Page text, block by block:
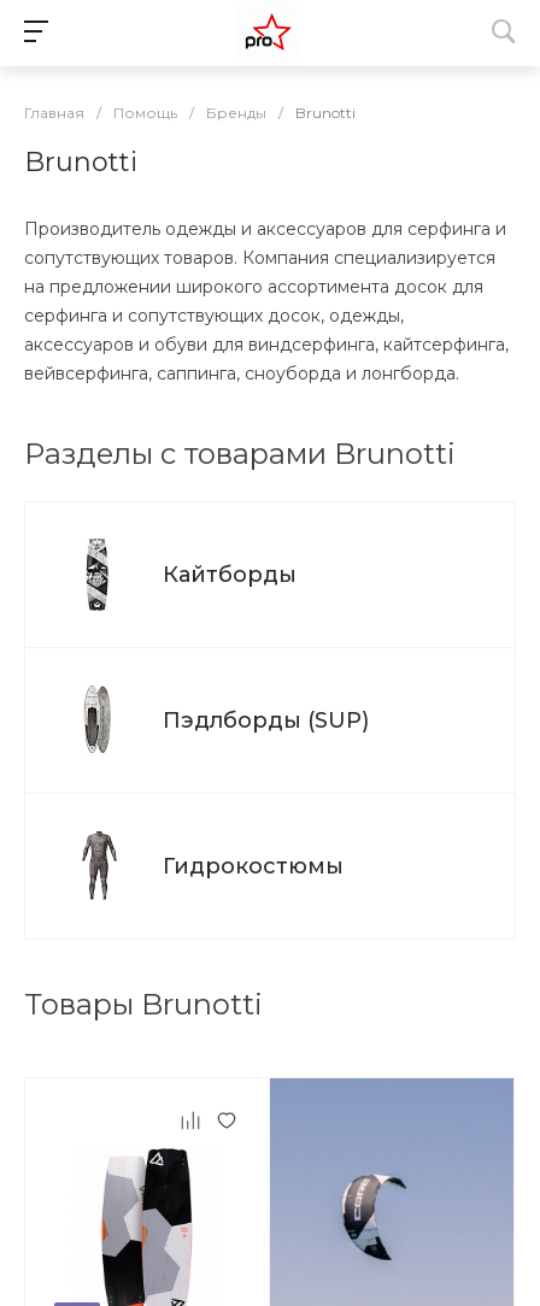
Главная / Помощь / Бренды / Brunotti
Brunotti
Производитель одежды и аксессуаров для серфинга и
сопутствующих товаров. Компания специализируется
на предложении широкого ассортимента досок для
серфинга и сопутствующих досок, одежды,
аксессуаров и обуви для виндсерфинга, кайтсерфинга,
вейвсерфинга, саппинга, сноуборда и лонгборда.
Разделы с товарами Brunotti
Кайтборды
Пэдлборды (SUP)
Гидрокостюмы
Товары Brunotti